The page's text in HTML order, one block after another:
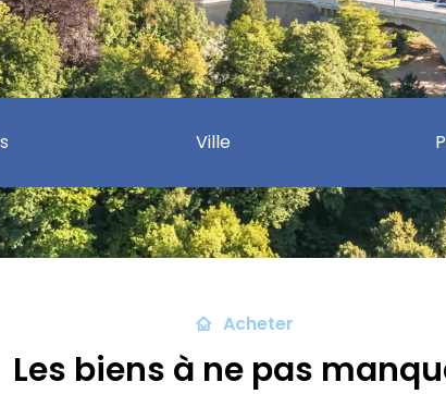
Ville
Acheter
Les biens à ne pas